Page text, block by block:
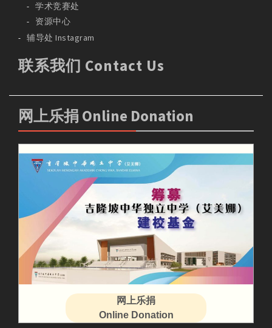
学术竞赛处
资源中心
辅导处 Instagram
联系我们 Contact Us
网上乐捐 Online Donation
网上乐捐
Online Donation